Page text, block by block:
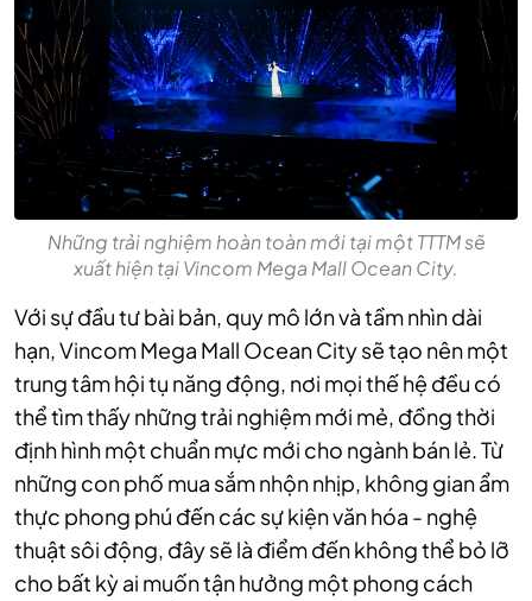
Những trải nghiệm hoàn toàn mới tại một TTTM sẽ
xuất hiện tại Vincom Mega Mall Ocean City.
Với sự đầu tư bài bản, quy mô lớn và tầm nhìn dài
hạn, Vincom Mega Mall Ocean City sẽ tạo nên một
trung tâm hội tụ năng động, nơi mọi thế hệ đều có
thể tìm thấy những trải nghiệm mới mẻ, đồng thời
định hình một chuẩn mực mới cho ngành bán lẻ. Từ
những con phố mua sắm nhộn nhịp, không gian ẩm
thực phong phú đến các sự kiện văn hóa - nghệ
thuật sôi động, đây sẽ là điểm đến không thể bỏ lỡ
cho bất kỳ ai muốn tận hưởng một phong cách